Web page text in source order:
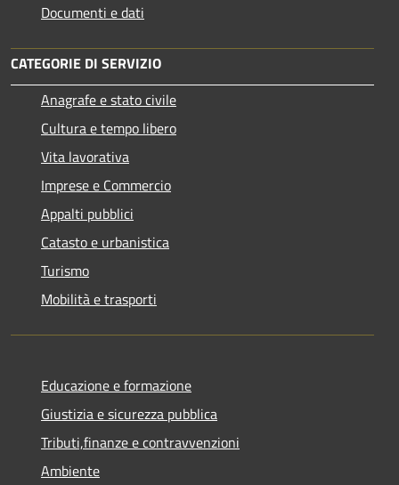
Documenti e dati
CATEGORIE DI SERVIZIO
Anagrafe e stato civile
Cultura e tempo libero
Vita lavorativa
Imprese e Commercio
Appalti pubblici
Catasto e urbanistica
Turismo
Mobilità e trasporti
Educazione e formazione
Giustizia e sicurezza pubblica
Tributi,finanze e contravvenzioni
Ambiente